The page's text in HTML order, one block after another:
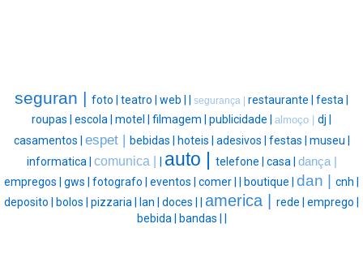
seguran | foto | teatro | web | | segurança | restaurante | festa |
roupas | escola | motel | filmagem | publicidade | almoço | dj |
casamentos | espet | bebidas | hoteis | adesivos | festas | museu |
informatica | comunica | | auto | telefone | casa | dança |
empregos | gws | fotografo | eventos | comer | | boutique | dan | cnh |
deposito | bolos | pizzaria | lan | doces | | america | rede | emprego |
bebida | bandas | |